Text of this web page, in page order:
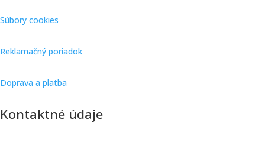
Súbory cookies
Reklamačný poriadok
Doprava a platba
Kontaktné údaje